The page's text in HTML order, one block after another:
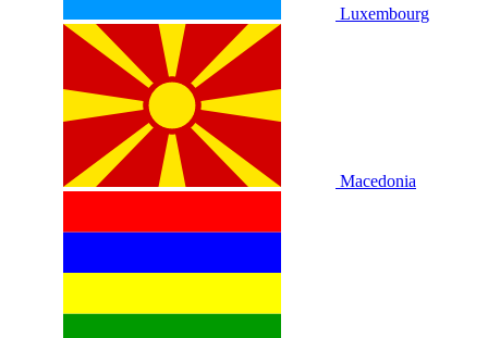
Luxembourg
Macedonia